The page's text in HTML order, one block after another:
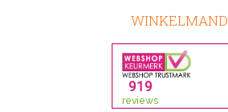
WINKELMAND